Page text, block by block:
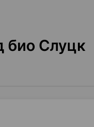
био Слуцк